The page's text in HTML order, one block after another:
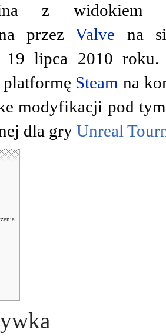
z widokiem
przezValve na
19 lipca 2010 roku.
Steam na
modyfikacji pod
dla gry Unreal